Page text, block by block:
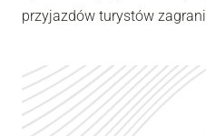
przyjazdów turystów